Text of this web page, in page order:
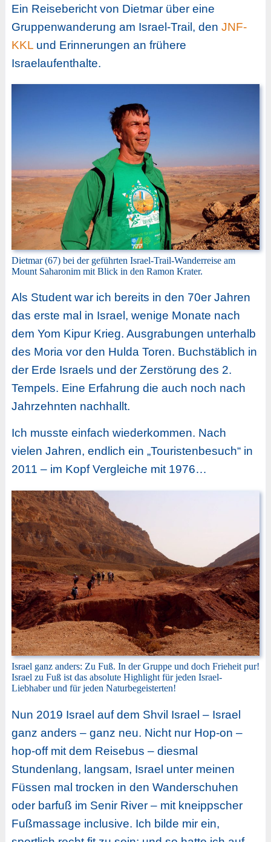
Ein Reisebericht von Dietmar über eine
Gruppenwanderung am Israel-Trail, den JNF-
KKLund Erinnerungen an frühere
Israelaufenthalte.
Dietmar (67) bei der geführten Israel-Trail-Wanderreise am
Mount Saharonim mit Blick in den Ramon Krater.
Als Student war ich bereits in den 70er Jahren
das erste mal in Israel, wenige Monate nach
dem Yom Kipur Krieg. Ausgrabungen unterhalb
des Moria vor den Hulda Toren. Buchstäblich in
der Erde Israels und der Zerstörung des 2.
Tempels. Eine Erfahrung die auch noch nach
Jahrzehnten nachhallt.
Ich musste einfach wiederkommen. Nach
vielen Jahren, endlich ein „Touristenbesuch“ in
2011 – im Kopf Vergleiche mit 1976…
Israel ganz anders: Zu Fuß. In der Gruppe und doch Frieheit pur!
Israel zu Fuß ist das absolute Highlight für jeden Israel-
Liebhaber und für jeden Naturbegeisterten!
Nun 2019 Israel auf dem Shvil Israel – Israel
ganz anders – ganz neu. Nicht nur Hop-on –
hop-off mit dem Reisebus – diesmal
Stundenlang, langsam, Israel unter meinen
Füssen mal trocken in den Wanderschuhen
oder barfuß im Senir River – mit kneippscher
Fußmassage inclusive. Ich bilde mir ein,